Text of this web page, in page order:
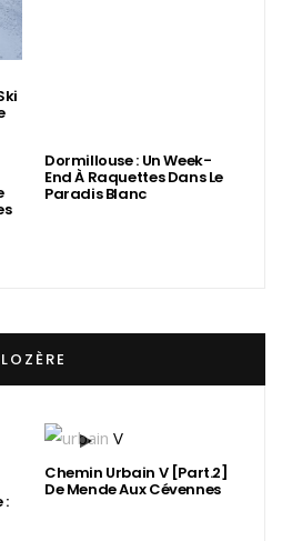
Dormillouse : Un Week-
End À Raquettes Dans Le
Paradis Blanc
LOZÈRE
:
Chemin Urbain V [Part.2]
De Mende Aux Cévennes